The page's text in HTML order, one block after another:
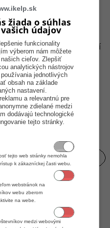
-min).
počítača, potom stačí
ktorý je súčasťou
komunikovať priamo so
POS Manažér
on-line predaja nájdete v
predaj.
pre iKelp POS Manažér
sa viacej dozviete v
Server
žiada o súhlas
údajov
funkcionality
výberom nám môžete
cieľov. Zlepšiť
analytických nástrojov
jednotlivých
obsah na základe
nastavení.
a relevantnú pre
zdielané medzi
dodávajú technologické
tejto stránky.
tejto web stránky nemohla
k zákazníckej časti webu.
webstránok na
webu zberom
na webe.
medzi webovými